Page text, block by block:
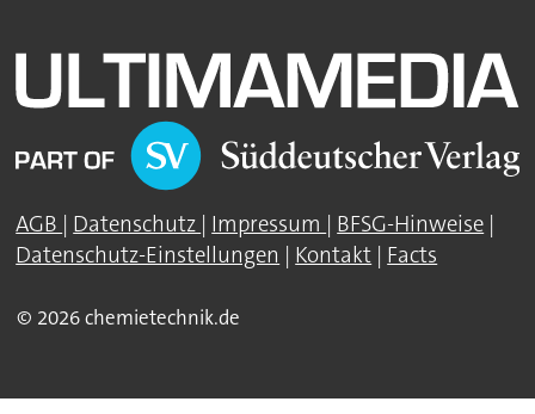
AGB | Datenschutz | Impressum | BFSG-Hinweise |
Datenschutz-Einstellungen | Kontakt | Facts
© 2026 chemietechnik.de